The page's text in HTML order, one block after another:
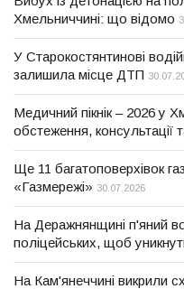
Хмельниччині: що відомо
У Старокостянтинові
залишила місце ДТП
Медичний пікнік – 2026 у
обстеження, консультації
Ще 11 багатоповерхівок
«Газмережі» 30.07.2026
На Деражнянщині п'яний
поліцейських, щоб
На Кам'янеччині викрили